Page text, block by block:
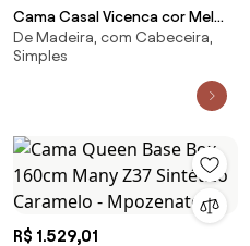
Cama Casal Vicenca cor Mel
151cm - 62763 Sun House
De Madeira, com Cabeceira,
Simples
R$ 1.529,01